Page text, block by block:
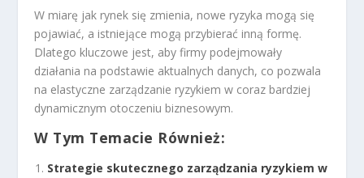
W miarę jak rynek się zmienia, nowe ryzyka mogą się
pojawiać, a istniejące mogą przybierać inną formę.
Dlatego kluczowe jest, aby firmy podejmowały
działania na podstawie aktualnych danych, co pozwala
na elastyczne zarządzanie ryzykiem w coraz bardziej
dynamicznym otoczeniu biznesowym.
W Tym Temacie Również:
Strategie skutecznego zarządzania ryzykiem w